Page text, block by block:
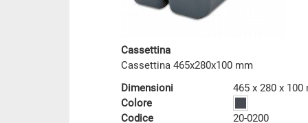
Cassettina
Cassettina 465x280x100 mm
Dimensioni
465 x 280 x 100
Colore
Codice
20-0200